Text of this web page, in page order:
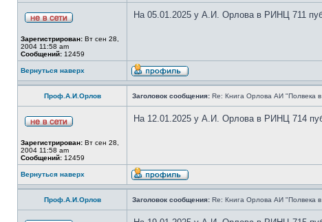
Зарегистрирован: Вт сен 28,
2004 11:58 am
Сообщений: 12459
На 05.01.2025 у А.И. Орлова в РИНЦ 711
Вернуться наверх
Проф.А.И.Орлов Заголовок сообщения: Re: Книга Орлова АИ "Полвека
Зарегистрирован: Вт сен 28,
2004 11:58 am
Сообщений: 12459
На 12.01.2025 у А.И. Орлова в РИНЦ 714
Вернуться наверх
Проф.А.И.Орлов Заголовок сообщения: Re: Книга Орлова АИ "Полвека